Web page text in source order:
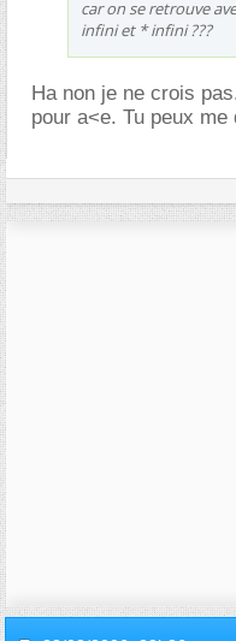
car on se retrouve
infini et * infini ???
Ha non je ne crois
pour a<e. Tu peux